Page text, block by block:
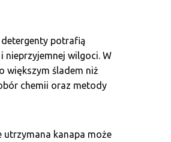
potrafią
nieprzyjemnej wilgoci. W
większym śladem niż
chemii oraz metody
utrzymana kanapa może